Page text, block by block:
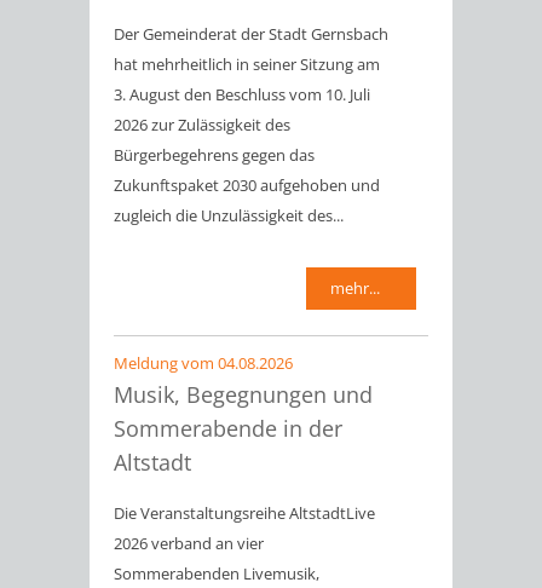
Der Gemeinderat der Stadt Gernsbach
hat mehrheitlich in seiner Sitzung am
3. August den Beschluss vom 10. Juli
2026 zur Zulässigkeit des
Bürgerbegehrens gegen das
Zukunftspaket 2030 aufgehoben und
zugleich die Unzulässigkeit des...
mehr...
Meldung vom 04.08.2026
Musik, Begegnungen und
Sommerabende in der
Altstadt
Die Veranstaltungsreihe AltstadtLive
2026 verband an vier
Sommerabenden Livemusik,